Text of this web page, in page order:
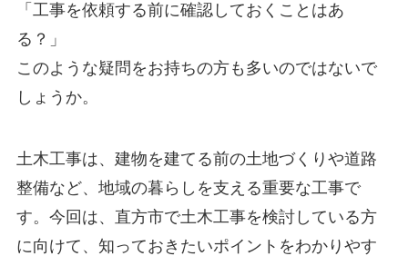
「工事を依頼する前に確認しておくことはあ
る？」
このような疑問をお持ちの方も多いのではないで
しょうか。
土木工事は、建物を建てる前の土地づくりや道路
整備など、地域の暮らしを支える重要な工事で
す。今回は、直方市で土木工事を検討している方
に向けて、知っておきたいポイントをわかりやす